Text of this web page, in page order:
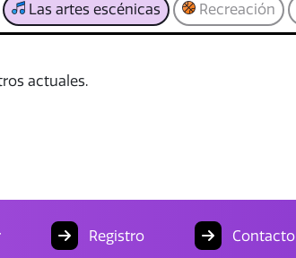
Las artes escénicas Recreación
actuales.
Registro Contacto